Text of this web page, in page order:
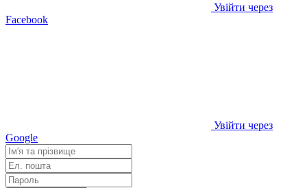
Увійти через
Facebook
Увійти через
Google